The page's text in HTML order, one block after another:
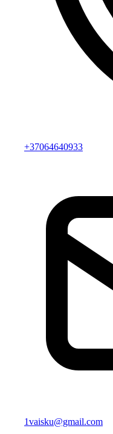
+37064640933
1vaisku@gmail.com